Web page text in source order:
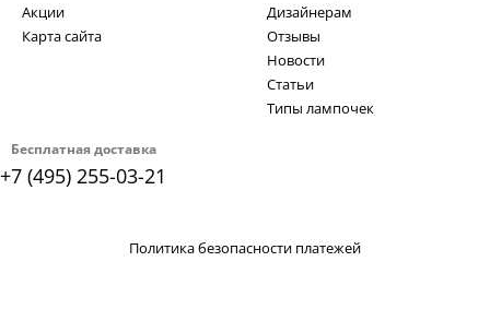
Бесплатная доставка
+7 (495) 255-03-21
Акции
Карта сайта
Дизайнерам
Отзывы
Новости
Статьи
Типы лампочек
Политика безопасности платежей